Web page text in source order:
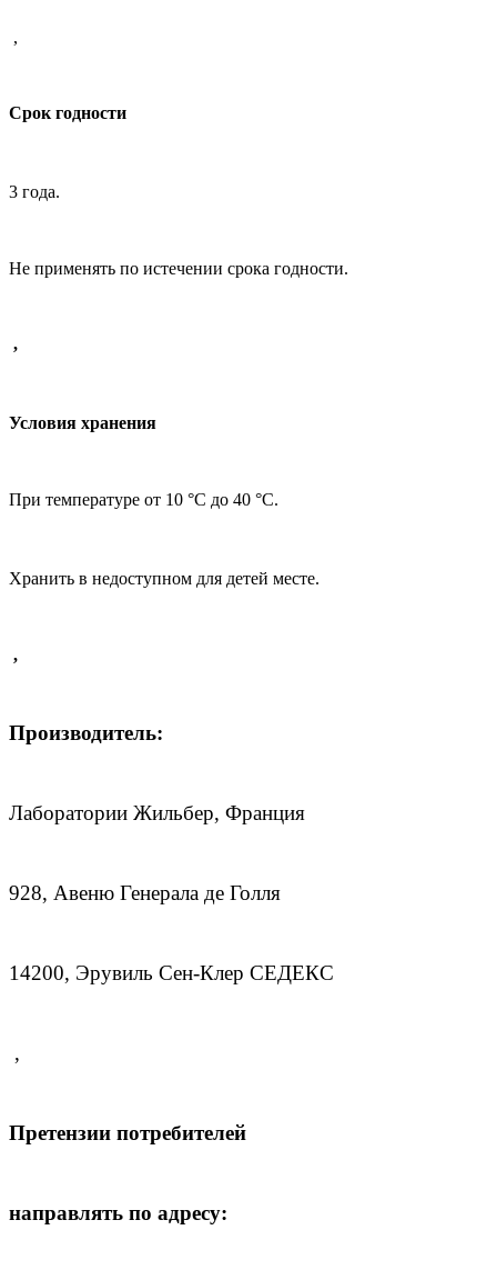
,
Срок годности
3 года.
Не применять по истечении срока годности.
,
Условия хранения
При температуре от 10 °С до 40 °С.
Хранить в недоступном для детей месте.
,
Производитель:
Лаборатории Жильбер, Франция
928, Авеню Генерала де Голля
14200, Эрувиль Сен-Клер СЕДЕКС
,
Претензии потребителей
направлять по адресу: